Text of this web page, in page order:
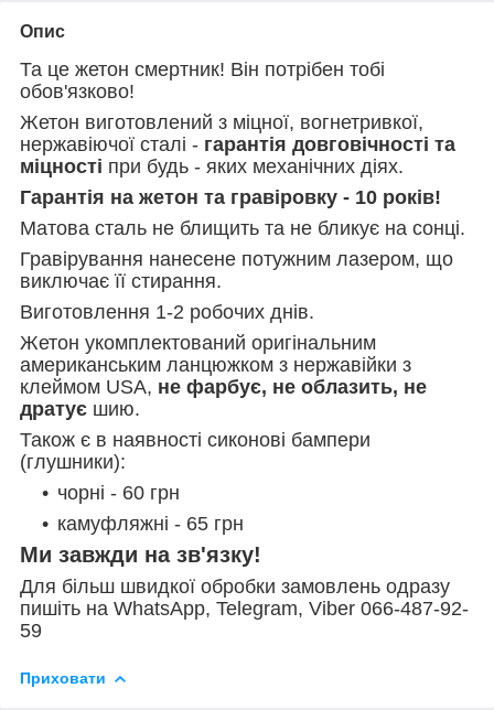
Опис
Та це жетон смертник! Він потрібен тобі
обов'язково!
Жетон виготовлений з міцної, вогнетривкої,
нержавіючої сталі - гарантія довговічності та
міцності при будь - яких механічних діях.
Гарантія на жетон та гравіровку - 10 років!
Матова сталь не блищить та не бликує на сонці.
Гравірування нанесене потужним лазером, що
виключає її стирання.
Виготовлення 1-2 робочих днів.
Жетон укомплектований оригінальним
американським ланцюжком з нержавійки з
клеймом USA, не фарбує, не облазить, не
дратує шию.
Також є в наявності сиконові бампери
(глушники):
чорні - 60 грн
камуфляжні - 65 грн
Ми завжди на зв'язку!
Для більш швидкої обробки замовлень одразу
пишіть на WhatsApp, Telegram, Viber 066-487-92-
59
Приховати